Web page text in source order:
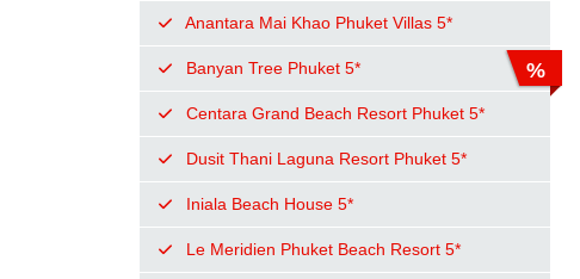
Anantara Mai Khao Phuket Villas 5*
Banyan Tree Phuket 5*
Centara Grand Beach Resort Phuket 5*
Dusit Thani Laguna Resort Phuket 5*
Iniala Beach House 5*
Le Meridien Phuket Beach Resort 5*